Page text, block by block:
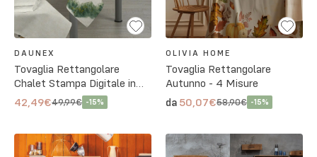
DAUNEX
Tovaglia Rettangolare
Chalet Stampa Digitale in
100% Cotone
42,49€49,99€ -15%
OLIVIA HOME
Tovaglia Rettangolare
Autunno - 4 Misure
da 50,07€58,90€ -15%